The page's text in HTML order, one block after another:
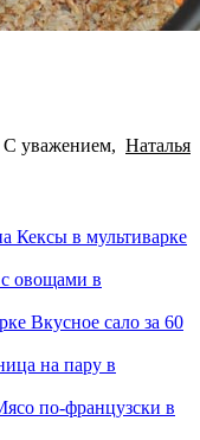
С уважением, Наталья
Кексы в мультиварке
овощами в
Вкусное сало за 60
на пару в
по-французски в